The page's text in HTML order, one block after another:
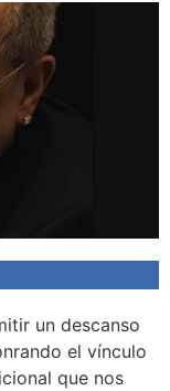
un descanso
el vínculo
que nos